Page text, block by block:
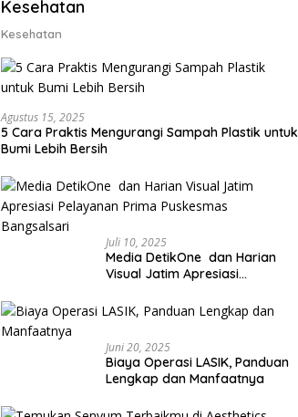
Kesehatan
Kesehatan
Agustus 15, 2025
5 Cara Praktis Mengurangi Sampah Plastik untuk
Bumi Lebih Bersih
Juli 10, 2025
Media DetikOne dan Harian
Visual Jatim Apresiasi
Bangsalsari
Juni 20, 2025
Biaya Operasi LASIK, Panduan
Lengkap dan Manfaatnya